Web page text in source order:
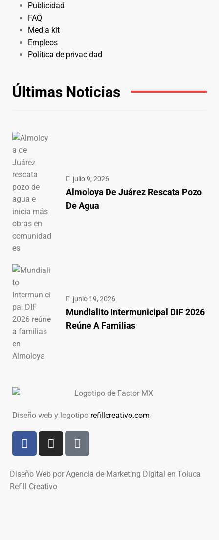
Publicidad
FAQ
Media kit
Empleos
Política de privacidad
Últimas Noticias
julio 9, 2026
Almoloya De Juárez Rescata Pozo
De Agua
junio 19, 2026
Mundialito Intermunicipal DIF 2026
Reúne A Familias
Diseño web y logotipo refillcreativo.com
Diseño Web por Agencia de Marketing Digital en Toluca
Refill Creativo